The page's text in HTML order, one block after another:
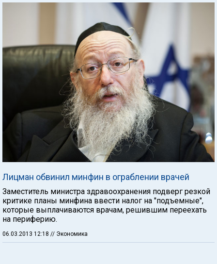
Лицман обвинил минфин в ограблении врачей
Заместитель министра здравоохранения подверг резкой
критике планы минфина ввести налог на "подъемные",
которые выплачиваются врачам, решившим переехать
на периферию.
06.03.2013 12:18 // Экономика